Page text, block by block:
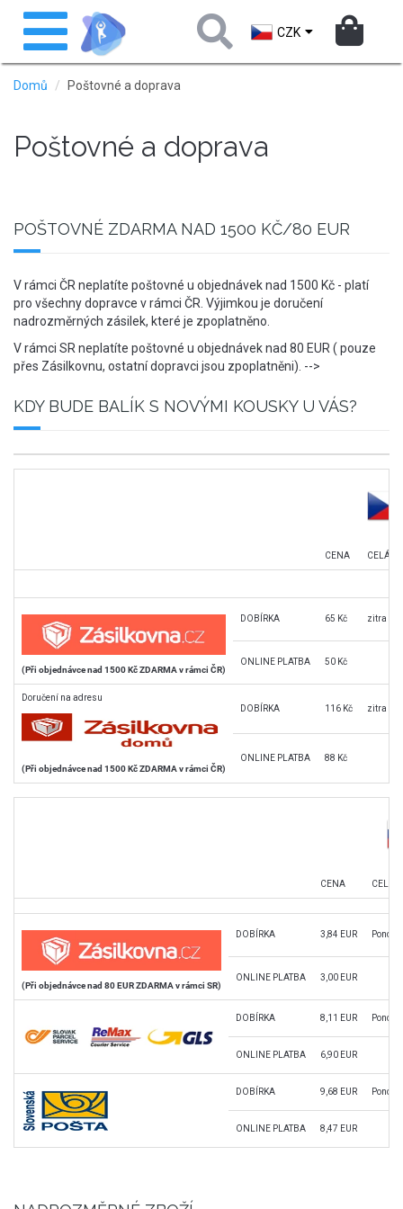
Přejít
hlavnímu
obsahu
Toggle
navigation
CZK
Domů Poštovné a doprava
Poštovné a doprava
POŠTOVNÉ ZDARMA NAD 1500 KČ/80 EUR
V rámci ČR neplatíte poštovné u objednávek nad 1500 Kč - platí
pro všechny dopravce v rámci ČR. Výjimkou je doručení
nadrozměrných zásilek, které je zpoplatněno.
V rámci SR neplatíte poštovné u objednávek nad 80 EUR ( pouze
přes Zásilkovnu, ostatní dopravci jsou zpoplatněni). -->
KDY BUDE BALÍK S NOVÝMI KOUSKY U VÁS?
CENA CELÁ ČR
(Při objednávce nad 1500 Kč ZDARMA v rámci ČR)
DOBÍRKA 65 Kč zitra
ONLINE PLATBA 50 Kč
Doručení na adresu
(Při objednávce nad 1500 Kč ZDARMA v rámci ČR)
DOBÍRKA 116 Kč zitra
ONLINE PLATBA 88 Kč
CENA CELÁ
(Při objednávce nad 80 EUR ZDARMA v rámci SR)
DOBÍRKA 3,84 EUR
ONLINE PLATBA 3,00 EUR
DOBÍRKA 8,11 EUR
ONLINE PLATBA 6,90 EUR
DOBÍRKA 9,68 EUR
ONLINE PLATBA 8,47 EUR